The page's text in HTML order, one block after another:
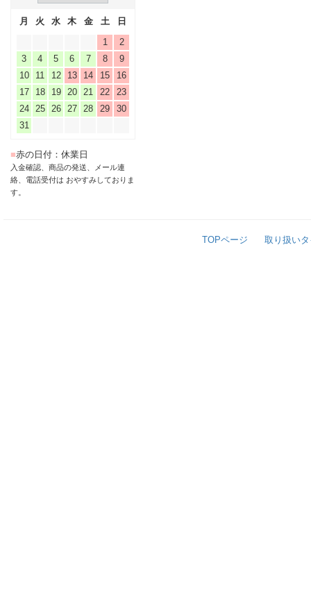
月 火 水 木 金 土
日
1
2
3
4 5 6 7 8
9
10
11 12 13 14 15
16
17
18 19 20 21 22
23
24
25 26 27 28 29
30
31
■赤の日付：休業日
入金確認、商品の発送、メール連
絡、電話受付は おやすみしておりま
す。
TOPページ 取り扱い